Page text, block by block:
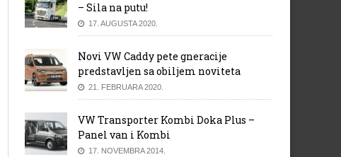
– Sila na putu!
17. AUGUSTA 2020.
Novi VW Caddy pete gneracije
predstavljen sa obiljem noviteta
21. FEBRUARA 2020.
VW Transporter Kombi Doka Plus –
Panel van i Kombi
17. NOVEMBRA 2014.